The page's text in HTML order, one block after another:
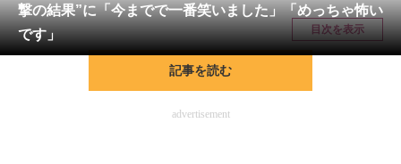
メディア
注目記事を集めた総合ページ
撃の結果”に「今までで一番笑いました」「めっちゃ怖い
です」
目次を表示
記事を読む
advertisement